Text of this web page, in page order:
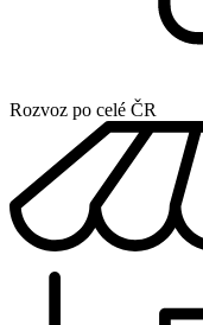
Rozvoz po celé ČR